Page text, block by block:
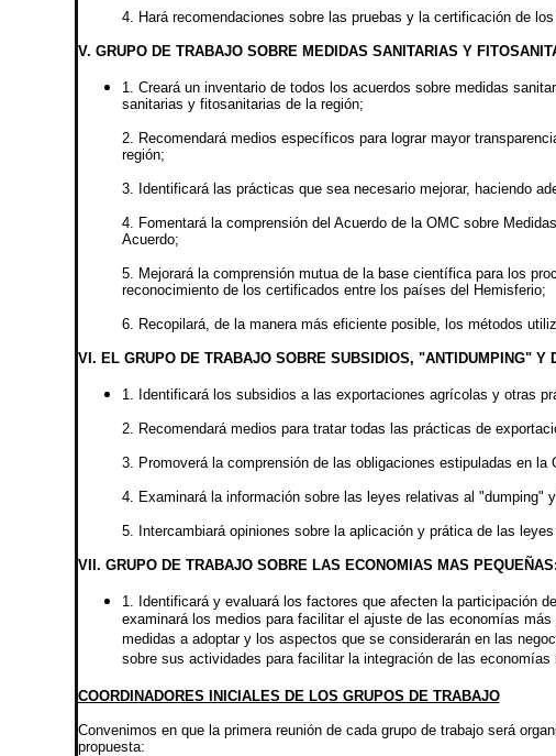
4. Hará recomendaciones sobre las pruebas y la certificación de
V. GRUPO DE TRABAJO SOBRE MEDIDAS SANITARIAS Y
1. Creará un inventario de todos los acuerdos sobre medidas
sanitarias y fitosanitarias de la región;
2. Recomendará medios específicos para lograr mayor
región;
3. Identificará las prácticas que sea necesario mejorar, haciendo
4. Fomentará la comprensión del Acuerdo de la OMC sobre
Acuerdo;
5. Mejorará la comprensión mutua de la base científica para los
reconocimiento de los certificados entre los países del Hemisferio;
6. Recopilará, de la manera más eficiente posible, los métodos
VI. EL GRUPO DE TRABAJO SOBRE SUBSIDIOS, "ANTIDUMPING" Y
1. Identificará los subsidios a las exportaciones agrícolas y otras
2. Recomendará medios para tratar todas las prácticas de
3. Promoverá la comprensión de las obligaciones estipuladas en
4. Examinará la información sobre las leyes relativas al "dumping"
5. Intercambiará opiniones sobre la aplicación y prática de las
VII. GRUPO DE TRABAJO SOBRE LAS ECONOMIAS MAS PEQUEÑAS:
1. Identificará y evaluará los factores que afecten la participación
examinará los medios para facilitar el ajuste de las economías
medidas a adoptar y los aspectos que se considerarán en las
sobre sus actividades para facilitar la integración de las
COORDINADORES INICIALES DE LOS GRUPOS DE TRABAJO
Convenimos en que la primera reunión de cada grupo de trabajo será
propuesta: